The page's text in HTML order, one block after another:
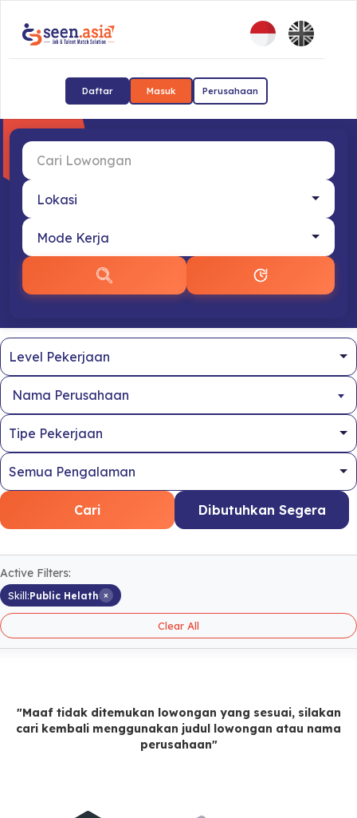
Daftar Masuk Perusahaan
Nama Perusahaan
Cari Dibutuhkan Segera
Active Filters:
Skill:Public Helath ×
Clear All
"Maaf tidak ditemukan lowongan yang sesuai, silakan
cari kembali menggunakan judul lowongan atau nama
perusahaan"